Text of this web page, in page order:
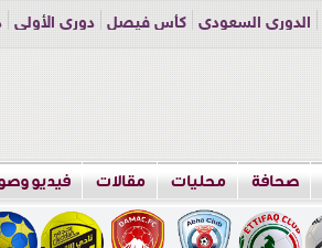
الدوري السعودي كأس فيصل دوري الأولى
صحافة محليات مقالات فيديو